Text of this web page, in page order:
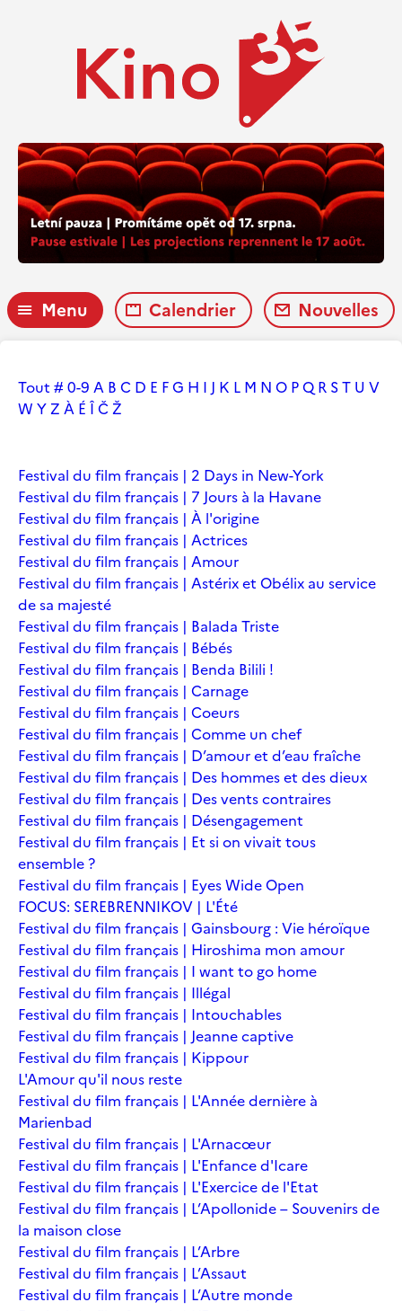
Menu Calendrier Nouvelles
Tout # 0-9 A B C D E FG H I J K L M N O PQ R ST U V
W YZ À É ÎČŽ
Festival du film français | 2 Days in New-York
Festival du film français | 7 Jours à la Havane
Festival du film français | À l'origine
Festival du film français | Actrices
Festival du film français | Amour
Festival du film français | Astérix et Obélix au service
de sa majesté
Festival du film français | Balada Triste
Festival du film français | Bébés
Festival du film français | Benda Bilili !
Festival du film français | Carnage
Festival du film français | Coeurs
Festival du film français | Comme un chef
Festival du film français | D’amour et d’eau fraîche
Festival du film français | Des hommes et des dieux
Festival du film français | Des vents contraires
Festival du film français | Désengagement
Festival du film français | Et si on vivait tous
ensemble ?
Festival du film français | Eyes Wide Open
FOCUS: SEREBRENNIKOV | L'Été
Festival du film français | Gainsbourg : Vie héroïque
Festival du film français | Hiroshima mon amour
Festival du film français | I want to go home
Festival du film français | Illégal
Festival du film français | Intouchables
Festival du film français | Jeanne captive
Festival du film français | Kippour
L'Amour qu'il nous reste
Festival du film français | L'Année dernière à
Marienbad
Festival du film français | L'Arnacœur
Festival du film français | L'Enfance d'Icare
Festival du film français | L'Exercice de l'Etat
Festival du film français | L’Apollonide – Souvenirs de
la maison close
Festival du film français | L’Arbre
Festival du film français | L’Assaut
Festival du film français | L’Autre monde